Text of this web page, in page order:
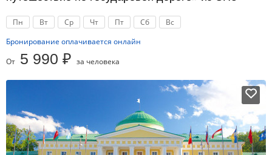
Пн Вт Ср Чт Пт Сб
Вс
Бронирование оплачивается онлайн
От 5 990 ₽ за человека